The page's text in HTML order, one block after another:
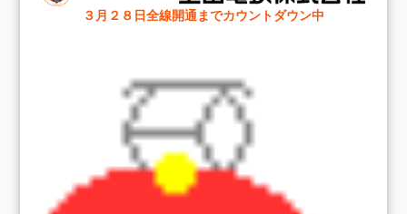
３月２８日全線開通までカウントダウン中